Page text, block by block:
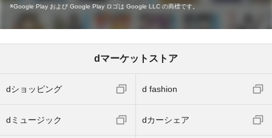
Google Play および Google Play ロゴは Google LLC の商標です。
dマーケットストア
dショッピング d fashion
dミュージック dカーシェア